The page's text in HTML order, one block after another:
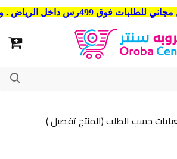
499رس داخل الرياض . وشحن الي جميع مدن المملكة العربية السعودية
حسب الطلب (المنتج تفصيل )